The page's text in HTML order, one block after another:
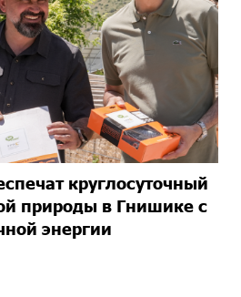
круглосуточный
природы в Гнишике с
энергии